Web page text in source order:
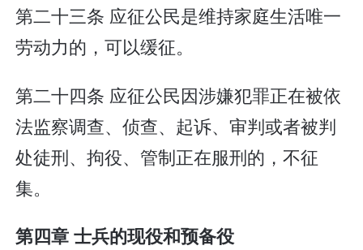
第二十三条 应征公民是维持家庭生活唯一
劳动力的，可以缓征。
第二十四条 应征公民因涉嫌犯罪正在被依
法监察调查、侦查、起诉、审判或者被判
处徒刑、拘役、管制正在服刑的，不征
集。
第四章 士兵的现役和预备役